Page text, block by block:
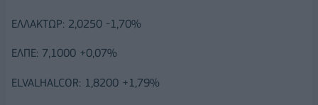
ΕΛΛΑΚΤΩΡ: 2,0250 -1,70%
ΕΛΠΕ: 7,1000 +0,07%
ELVALHALCOR: 1,8200 +1,79%